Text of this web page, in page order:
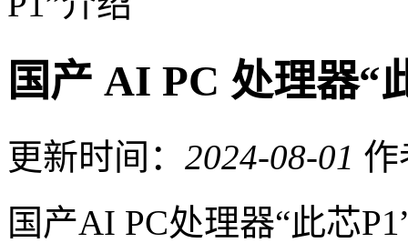
国产 AI PC 处理器“
更新时间： 2024-08-01 作
国产AI PC处理器“此芯